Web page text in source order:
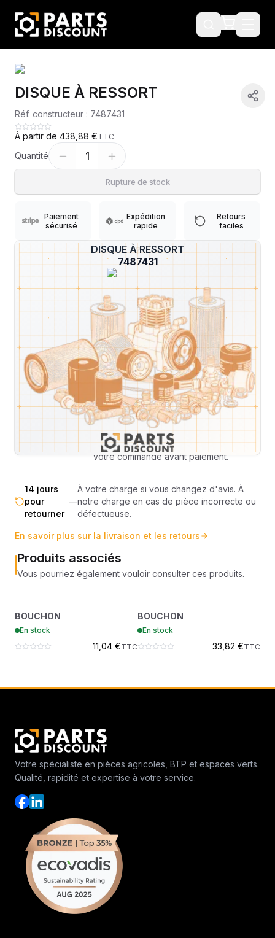
?
DISQUE À RESSORT
7487431
DISQUE À RESSORT
Réf. constructeur : 7487431
À partir de 438,88 €TTC
Quantité 1
Rupture de stock
Paiement
sécurisé
Expédition
rapide
Retours
faciles
Machines compatibles
Expédition et Retours
sous 48-
72h
—
Sous réserve de disponibilité des stocks.
Livraison estimée 24h/48h par les
transporteurs.
France
métropolitaine
Livraison exclusivement en France
métropolitaine (hors Corse et DOM-
TOM).
Transparence
totale
—
Pas de surprise : le coût exact est
calculé selon le poids et le volume de
votre commande avant paiement.
14 jours
pour
retourner
—
À votre charge si vous changez d'avis. À
notre charge en cas de pièce incorrecte ou
défectueuse.
En savoir plus sur la livraison et les retours
Produits associés
Vous pourriez également vouloir consulter ces produits.
6912629
BOUCHON
En stock
11,04 €TTC
6912787
BOUCHON
En stock
33,82 €TTC
Votre spécialiste en pièces agricoles, BTP et espaces verts.
Qualité, rapidité et expertise à votre service.